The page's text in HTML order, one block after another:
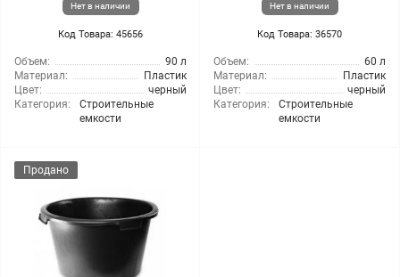
Нет в наличии
Код Товара: 45656
Объем:
90 л
Материал:
Пластик
Цвет:
черный
Категория:
Строительные
емкости
Нет в наличии
Код Товара: 36570
Объем:
60 л
Материал:
Пластик
Цвет:
черный
Категория:
Строительные
емкости
Продано